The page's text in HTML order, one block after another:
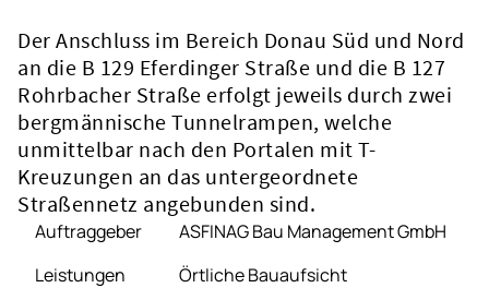
Der Anschluss im Bereich Donau Süd und Nord
an die B 129 Eferdinger Straße und die B 127
Rohrbacher Straße erfolgt jeweils durch zwei
bergmännische Tunnelrampen, welche
unmittelbar nach den Portalen mit T-
Kreuzungen an das untergeordnete
Straßennetz angebunden sind.
Auftraggeber
ASFINAG Bau Management GmbH
Leistungen
Örtliche Bauaufsicht